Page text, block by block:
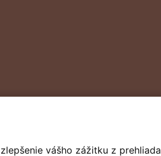
vášho zážitku z